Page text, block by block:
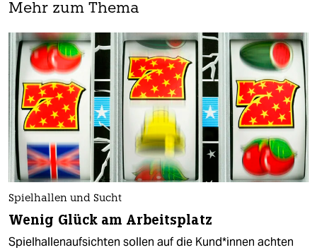
Mehr zum Thema
Spielhallen und Sucht
Wenig Glück am Arbeitsplatz
Spielhallenaufsichten sollen auf die Kun­d*in­nen achten